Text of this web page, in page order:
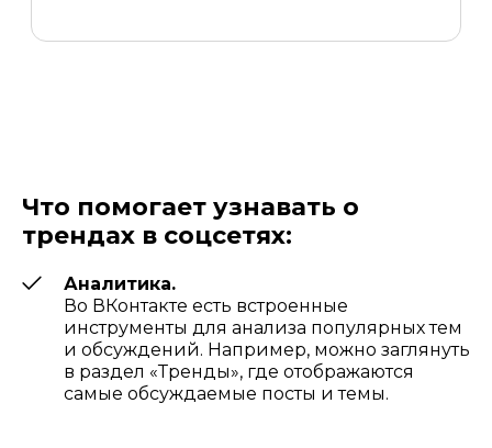
Что помогает узнавать о
трендах в соцсетях:
Аналитика.
Во ВКонтакте есть встроенные
инструменты для анализа популярных тем
и обсуждений. Например, можно заглянуть
в раздел «Тренды», где отображаются
самые обсуждаемые посты и темы.